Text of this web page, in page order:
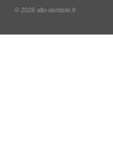
© 2026 allo-dentiste.fr